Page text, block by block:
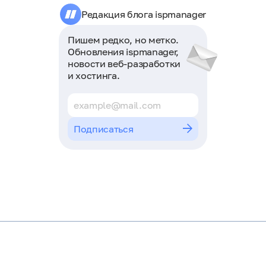
Редакция блога ispmanager
Пишем редко, но метко.
Обновления ispmanager,
новости веб-разработки
и хостинга.
Подписаться